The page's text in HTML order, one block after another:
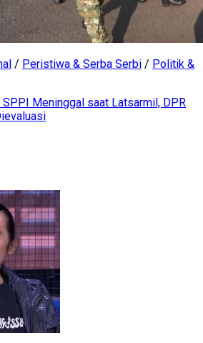
/ Peristiwa & Serba Serbi / Politik &
Meninggal saat Latsarmil, DPR